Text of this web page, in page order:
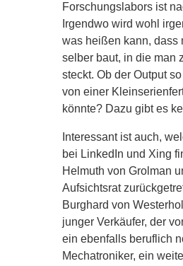
Forschungslabors ist
Irgendwo wird wohl
was heißen kann, dass
selber baut, in die man
steckt. Ob der Output
von einer
könnte? Dazu gibt es
Interessant ist auch,
bei LinkedIn und Xing
Helmuth von Grolman
Aufsichtsrat
Burghard von
junger Verkäufer, der
ein ebenfalls beruflich
Mechatroniker, ein